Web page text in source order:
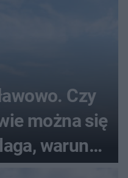
Czy
można się
warunki